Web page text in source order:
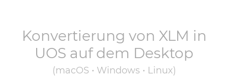
Konvertierung von XLM in
UOS auf dem Desktop
(macOS • Windows • Linux)